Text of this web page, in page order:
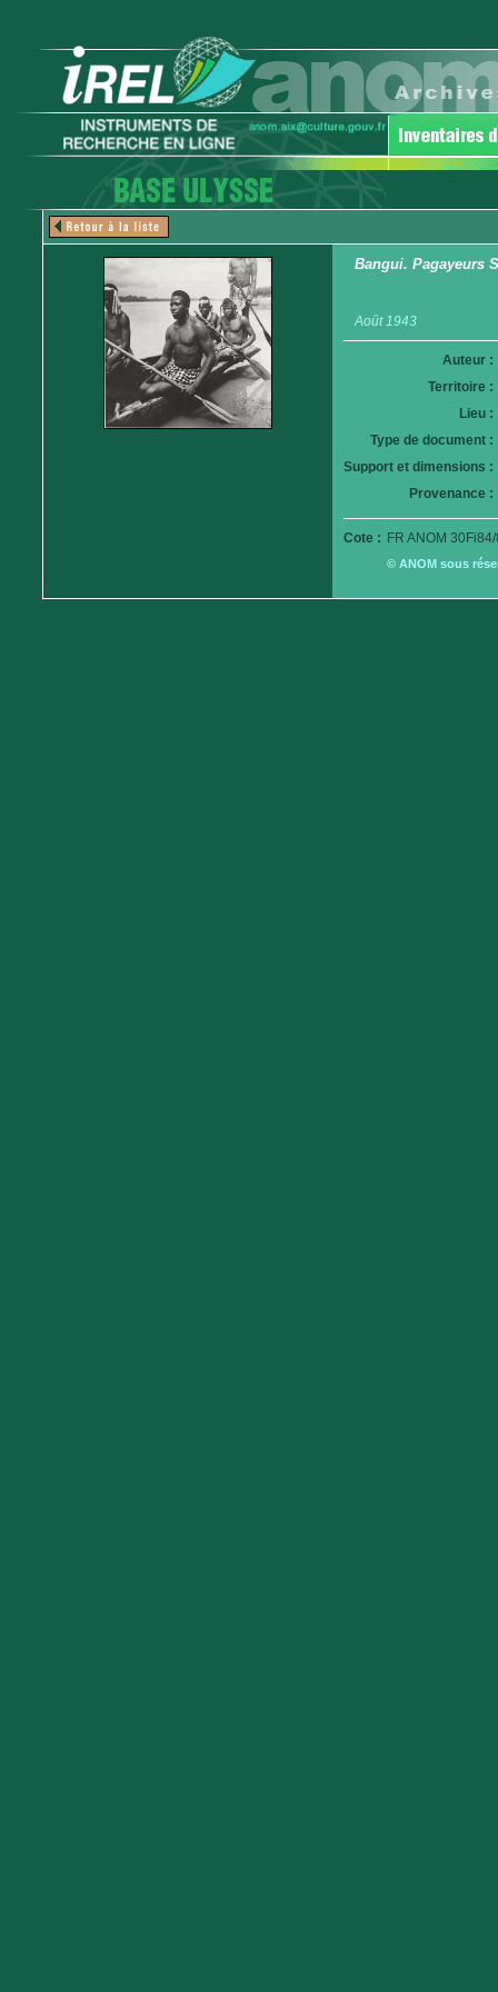
Bangui. Pagayeurs
Août 1943
Auteur :
Territoire :
Lieu :
Type de document :
Support et dimensions :
Provenance :
Cote : FR ANOM
© ANOM sous